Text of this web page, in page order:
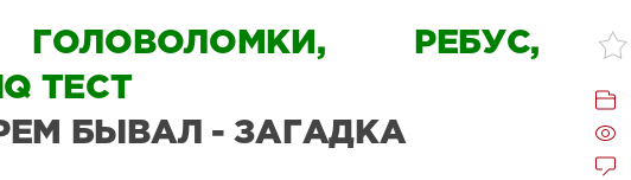
РЕБУС,
ТЕСТ
БЫВАЛ - ЗАГАДКА